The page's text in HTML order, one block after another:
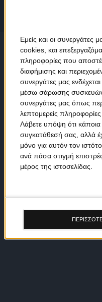
Εμείς και οι
cookies, και
πληροφορίες που
διαφήμισης και
συνεργάτες μας
μέσω σάρωσης συσκευών.
συνεργάτες μας όπως
λεπτομερείς πληροφορίες
Λάβετε υπόψη ότι
συγκατάθεσή σας, αλλά
μόνο για αυτόν τον
ανά πάσα στιγμή
μέρος της ιστοσελίδας.